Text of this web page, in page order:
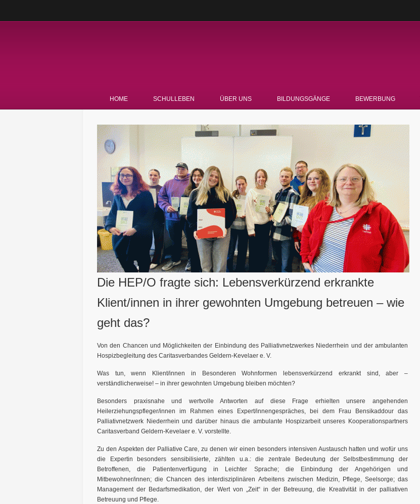
HOME SCHULLEBEN ÜBER UNS BILDUNGSGÄNGE BEWERBUNG
Die HEP/O fragte sich: Lebensverkürzend erkrankte
Klient/innen in ihrer gewohnten Umgebung betreuen – wie
geht das?
Von den Chancen und Möglichkeiten der Einbindung des Palliativnetzwerkes Niederrhein und der ambulanten
Hospizbegleitung des Caritasverbandes Geldern-Kevelaer e. V.
Was tun, wenn Klient/innen in Besonderen Wohnformen lebensverkürzend erkrankt sind, aber –
verständlicherweise! – in ihrer gewohnten Umgebung bleiben möchten?
Besonders praxisnahe und wertvolle Antworten auf diese Frage erhielten unsere angehenden
Heilerziehungspfleger/innen im Rahmen eines Expert/innengespräches, bei dem Frau Bensikaddour das
Palliativnetzwerk Niederrhein und darüber hinaus die ambulante Hospizarbeit unseres Kooperationspartners
Caritasverband Geldern-Kevelaer e. V. vorstellte.
Zu den Aspekten der Palliative Care, zu denen wir einen besonders intensiven Austausch hatten und wofür uns
die Expertin besonders sensibilisierte, zählten u.a.: die zentrale Bedeutung der Selbstbestimmung der
Betroffenen, die Patientenverfügung in Leichter Sprache; die Einbindung der Angehörigen und
Mitbewohner/innen; die Chancen des interdisziplinären Arbeitens zwischen Medizin, Pflege, Seelsorge; das
Management der Bedarfsmedikation, der Wert von „Zeit“ in der Betreuung, die Kreativität in der palliativen
Betreuung und Pflege.